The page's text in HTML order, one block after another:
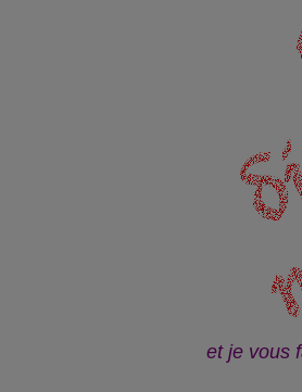
et je vous